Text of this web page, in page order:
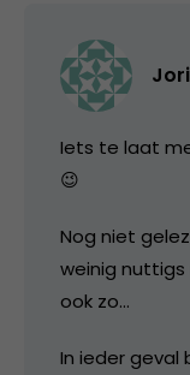
Iets te laat
😉
Nog niet
weinig nuttigs
ook zo…
In ieder geval